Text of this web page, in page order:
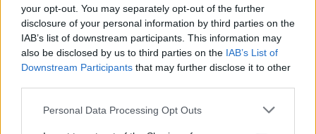
your opt-out. You may separately opt-out of the further
disclosure of your personal information by third parties on the
IAB’s list of downstream participants. This information may
also be disclosed by us to third parties on the IAB’s List of
Downstream Participants that may further disclose it to other
Personal Data Processing Opt Outs
No Campo D.ª Maria de Lurdes do Amaral – Abambres, a equipa
da casa foi derrotada pelo FC Fontelas por 1-2. Mariano marcou
para o Abambres, enquanto Caio e Jokito, este de grande
penalidade, garantiram os golos da equipa visitante, que soma
A jornada ficou ainda marcada pela folga do Juventude de